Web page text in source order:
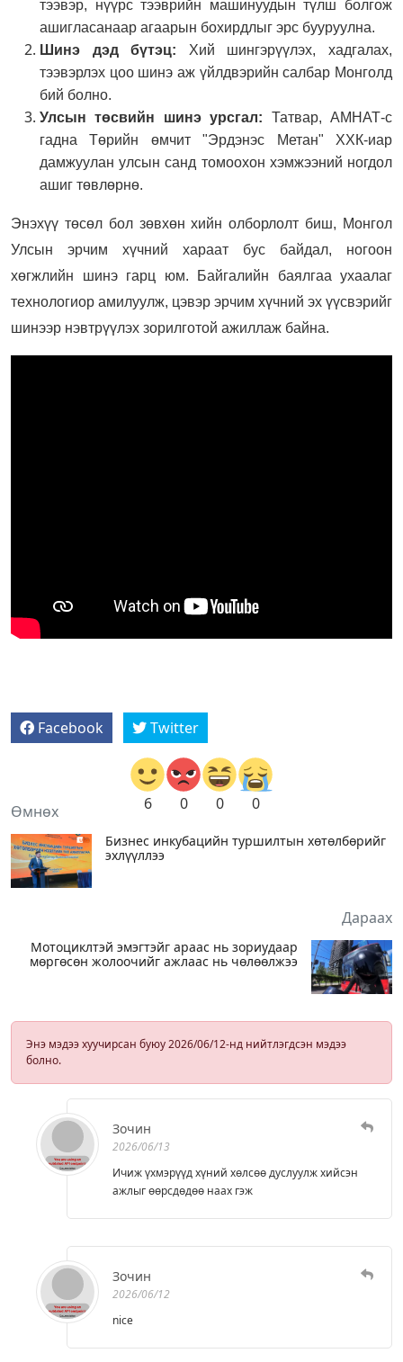
тээвэр, нүүрс тээврийн машинуудын түлш болгож
ашигласанаар агаарын бохирдлыг эрс бууруулна.
Шинэ дэд бүтэц: Хий шингэрүүлэх, хадгалах,
тээвэрлэх цоо шинэ аж үйлдвэрийн салбар Монголд
бий болно.
Улсын төсвийн шинэ урсгал: Татвар, АМНАТ-с
гадна Төрийн өмчит "Эрдэнэс Метан" ХХК-иар
дамжуулан улсын санд томоохон хэмжээний ногдол
ашиг төвлөрнө.
Энэхүү төсөл бол зөвхөн хийн олборлолт биш, Монгол
Улсын эрчим хүчний хараат бус байдал, ногоон
хөгжлийн шинэ гарц юм. Байгалийн баялгаа ухаалаг
технологиор амилуулж, цэвэр эрчим хүчний эх үүсвэрийг
шинээр нэвтрүүлэх зорилготой ажиллаж байна.
Facebook Twitter
6 0 0 0
Өмнөх
Бизнес инкубацийн туршилтын хөтөлбөрийг
эхлүүллээ
Дараах
Мотоциклтэй эмэгтэйг араас нь зориудаар
мөргөсөн жолоочийг ажлаас нь чөлөөлжээ
Энэ мэдээ хуучирсан буюу 2026/06/12-нд нийтлэгдсэн мэдээ
болно.
Зочин
2026/06/13
Ичиж үхмэрүүд хүний хөлсөө дуслуулж хийсэн
ажлыг өөрсдөдөө наах гэж
Зочин
2026/06/12
nice